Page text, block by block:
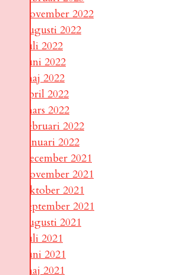
november 2022
augusti 2022
juli 2022
juni 2022
maj 2022
april 2022
mars 2022
februari 2022
januari 2022
december 2021
november 2021
oktober 2021
september 2021
augusti 2021
juli 2021
juni 2021
maj 2021